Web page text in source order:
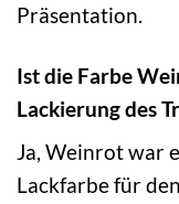
Präsentation.
Ist die Farbe
Lackierung des
Ja, Weinrot war
Lackfarbe für